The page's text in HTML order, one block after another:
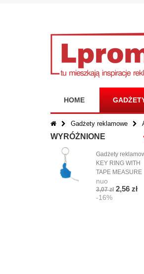
HOME
Gadżety reklamowe
WYRÓŻNIONE
Gadżety
KEY RING WITH
TAPE MEASURE
nuo
3,07 zł 2,56 zł
-16%